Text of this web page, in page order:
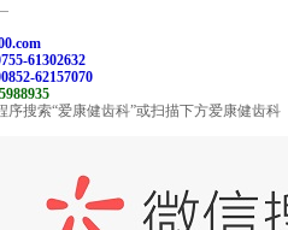
61302632
62157070
索“爱康健齿科”或扫描下方爱康健齿科